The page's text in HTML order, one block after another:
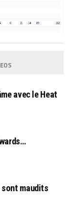
avec le Heat
sont maudits